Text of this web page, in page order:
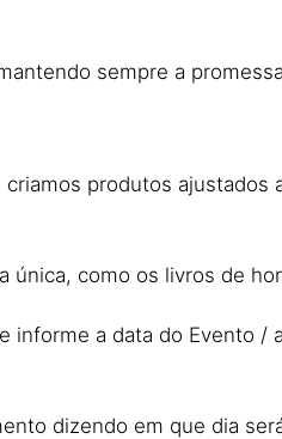
sempre a
produtos ajustados
como os livros de
a data do Evento /
dizendo em que dia